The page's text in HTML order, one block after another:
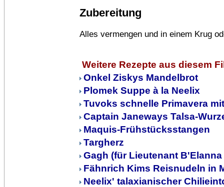
Zubereitung
Alles vermengen und in einem Krug
Weitere Rezepte aus diesem
Onkel Ziskys Mandelbrot
Plomek Suppe à la Neelix
Tuvoks schnelle Primavera
Captain Janeways Talsa-
Maquis-Frühstücksstangen
Targherz
Gagh (für Lieutenant B'Elanna
Fähnrich Kims Reisnudeln in
Neelix' talaxianischer